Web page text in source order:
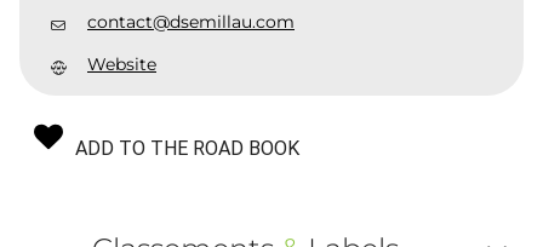
contact@dsemillau.com
Website
ADD TO THE ROAD BOOK